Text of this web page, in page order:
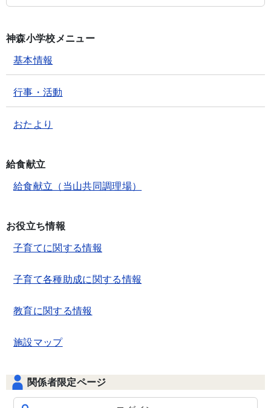
神森小学校メニュー
基本情報
行事・活動
おたより
給食献立
給食献立（当山共同調理場）
お役立ち情報
子育てに関する情報
子育て各種助成に関する情報
教育に関する情報
施設マップ
関係者限定ページ